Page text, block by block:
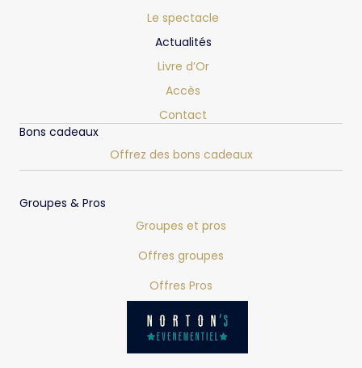
Le spectacle
Actualités
Livre d’Or
Accès
Contact
Bons cadeaux
Offrez des bons cadeaux
Groupes & Pros
Groupes et pros
Offres groupes
Offres Pros